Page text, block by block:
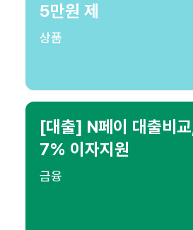
5만원 제
상품
[대출] N페이 대출비
7% 이자지원
금융